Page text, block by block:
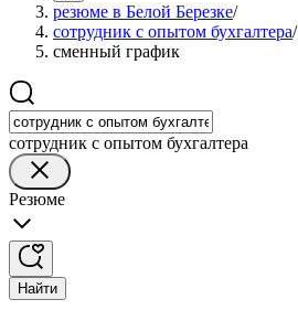
резюме в Белой Березке/
сотрудник с опытом бухгалтера/
сменный график
сотрудник с опытом бухгалтера
Резюме
Найти